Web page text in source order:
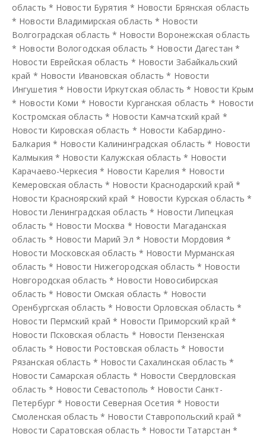
область * Новости Бурятия * Новости Брянская область
* Новости Владимирская область * Новости
Волгоградская область * Новости Воронежская область
* Новости Вологодская область * Новости Дагестан *
Новости Еврейская область * Новости Забайкальский
край * Новости Ивановская область * Новости
Ингушетия * Новости Иркутская область * Новости Крым
* Новости Коми * Новости Курганская область * Новости
Костромская область * Новости Камчатский край *
Новости Кировская область * Новости Кабардино-
Балкария * Новости Калининградская область * Новости
Калмыкия * Новости Калужская область * Новости
Карачаево-Черкесия * Новости Карелия * Новости
Кемеровская область * Новости Краснодарский край *
Новости Красноярский край * Новости Курская область *
Новости Ленинградская область * Новости Липецкая
область * Новости Москва * Новости Магаданская
область * Новости Марий Эл * Новости Мордовия *
Новости Московская область * Новости Мурманская
область * Новости Нижегородская область * Новости
Новгородская область * Новости Новосибирская
область * Новости Омская область * Новости
Оренбургская область * Новости Орловская область *
Новости Пермский край * Новости Приморский край *
Новости Псковская область * Новости Пензенская
область * Новости Ростовская область * Новости
Рязанская область * Новости Сахалинская область *
Новости Самарская область * Новости Свердловская
область * Новости Севастополь * Новости Санкт-
Петербург* Новости Северная Осетия * Новости
Смоленская область * Новости Ставропольский край *
Новости Саратовская область * Новости Татарстан *